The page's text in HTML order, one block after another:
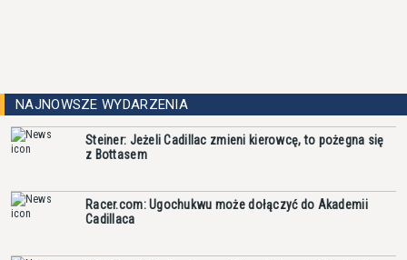
NAJNOWSZE WYDARZENIA
Steiner: Jeżeli Cadillac zmieni kierowcę, to pożegna się
z Bottasem
Racer.com: Ugochukwu może dołączyć do Akademii
Cadillaca